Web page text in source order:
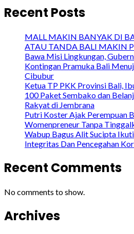
Recent Posts
MALL MAKIN BANYAK DI
ATAU TANDA BALI MAKIN
Bawa Misi Lingkungan,
Kontingan Pramuka Bali
Cibubur
Ketua TP PKK Provinsi Bali,
100 Paket Sembako dan
Rakyat di Jembrana
Putri Koster Ajak Perempuan
Womenpreneur Tanpa
Wabup Bagus Alit Sucipta
Integritas Dan Pencegahan
Recent Comments
No comments to show.
Archives